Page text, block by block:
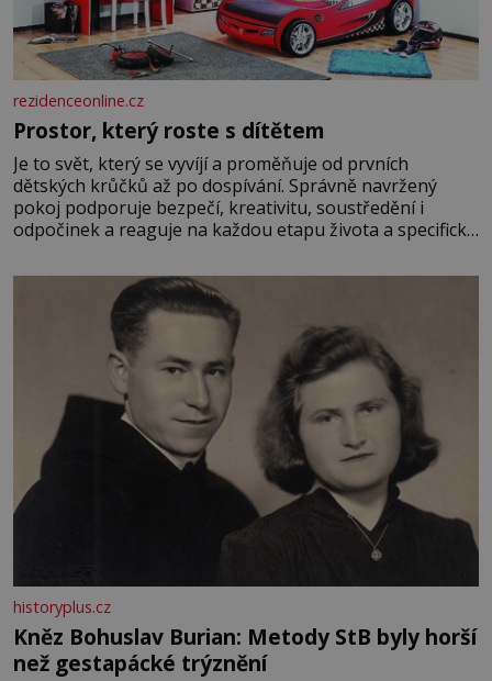
rezidenceonline.cz
Prostor, který roste s dítětem
Je to svět, který se vyvíjí a proměňuje od prvních
dětských krůčků až po dospívání. Správně navržený
pokoj podporuje bezpečí, kreativitu, soustředění i
odpočinek a reaguje na každou etapu života a specifické
měkkost a bezpečí, proto by pokoj miminka měl působit
především klidně a útulně. Předškolní věk je
historyplus.cz
Kněz Bohuslav Burian: Metody StB byly horší
než gestapácké trýznění